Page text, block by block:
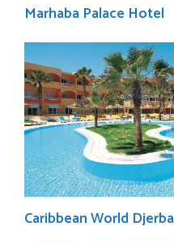
Marhaba Palace Hotel
Caribbean World Djerba